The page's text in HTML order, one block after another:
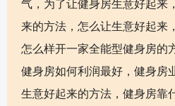
来的方法，怎么让生意好起来
怎么样开一家全能型健身房的
健身房如何利润最好，健身房
生意好起来的方法，健身房靠